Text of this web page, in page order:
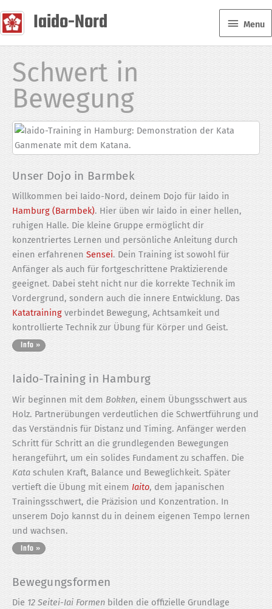
Inhalt
springen Iaido-Nord Menu
Menu
Schwert in
Bewegung
Unser Dojo in Barmbek
Willkommen bei Iaido-Nord, deinem Dojo für Iaido in
Hamburg (Barmbek). Hier üben wir Iaido in einer hellen,
ruhigen Halle. Die kleine Gruppe ermöglicht dir
konzentriertes Lernen und persönliche Anleitung durch
einen erfahrenen Sensei. Dein Training ist sowohl für
Anfänger als auch für fortgeschrittene Praktizierende
geeignet. Dabei steht nicht nur die korrekte Technik im
Vordergrund, sondern auch die innere Entwicklung. Das
Katatraining verbindet Bewegung, Achtsamkeit und
kontrollierte Technik zur Übung für Körper und Geist.
Iaido-Training in Hamburg
Wir beginnen mit dem Bokken, einem Übungsschwert aus
Holz. Partnerübungen verdeutlichen die Schwertführung und
das Verständnis für Distanz und Timing. Anfänger werden
Schritt für Schritt an die grundlegenden Bewegungen
herangeführt, um ein solides Fundament zu schaffen. Die
Kata schulen Kraft, Balance und Beweglichkeit. Später
vertieft die Übung mit einem Iaito, dem japanischen
Trainingsschwert, die Präzision und Konzentration. In
unserem Dojo kannst du in deinem eigenen Tempo lernen
und wachsen.
Bewegungsformen
Die 12 Seitei-Iai Formen bilden die offizielle Grundlage